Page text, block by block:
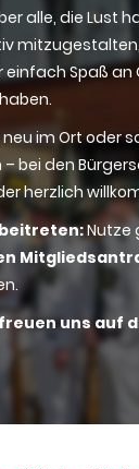
alle, die Lust
Spaß
im Ort oder
bei den
herzlich
Nutze
uns auf